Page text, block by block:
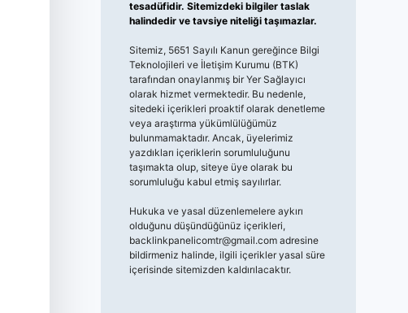
tesadüfidir. Sitemizdeki bilgiler taslak
halindedir ve tavsiye niteliği taşımazlar.
Sitemiz, 5651 Sayılı Kanun gereğince Bilgi
Teknolojileri ve İletişim Kurumu (BTK)
tarafından onaylanmış bir Yer Sağlayıcı
olarak hizmet vermektedir. Bu nedenle,
sitedeki içerikleri proaktif olarak denetleme
veya araştırma yükümlülüğümüz
bulunmamaktadır. Ancak, üyelerimiz
yazdıkları içeriklerin sorumluluğunu
taşımakta olup, siteye üye olarak bu
sorumluluğu kabul etmiş sayılırlar.
Hukuka ve yasal düzenlemelere aykırı
olduğunu düşündüğünüz içerikleri,
backlinkpanelicomtr@gmail.comadresine
bildirmeniz halinde, ilgili içerikler yasal süre
içerisinde sitemizden kaldırılacaktır.